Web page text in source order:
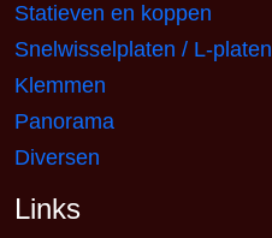
Statieven en koppen
Snelwisselplaten / L-platen
Klemmen
Panorama
Diversen
Links